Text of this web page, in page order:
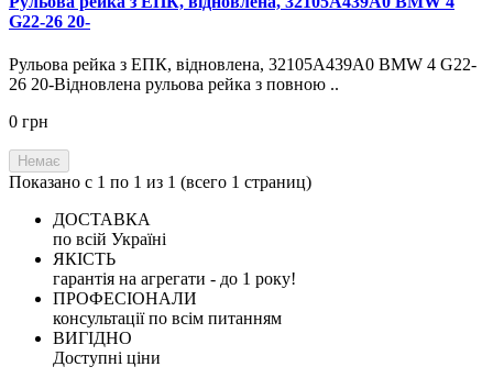
G22-26 20-
Рульова рейка з ЕПК, відновлена, 32105A439A0 BMW 4 G22-
26 20-Відновлена рульова рейка з повною ..
0 грн
Немає
Показано с 1 по 1 из 1 (всего 1 страниц)
ДОСТАВКА
по всій Україні
ЯКІСТЬ
гарантія на агрегати - до 1 року!
ПРОФЕСІОНАЛИ
консультації по всім питанням
ВИГІДНО
Доступні ціни